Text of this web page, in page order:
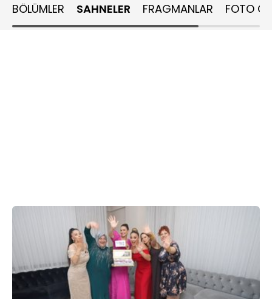
BÖLÜMLER SAHNELER FRAGMANLAR FOTO